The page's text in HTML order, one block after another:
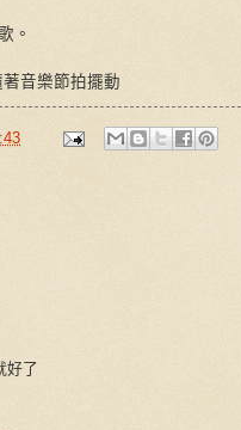
。
音樂節拍擺動
好了